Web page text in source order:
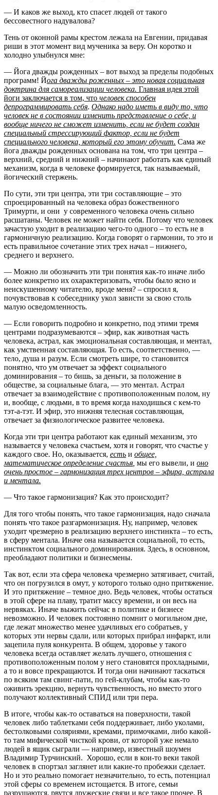
— И каков же выход, кто спасет людей от такого
бессовестного надувалова?
Тень от оконной рамы крестом лежала на Евгении, придавая
риши в этот момент вид мученика за веру. Он коротко и
холодно улыбнулся мне:
— Йога дважды рожденных – вот выход за пределы подобных
программ! Йога дважды роженных – это новая социальная
доктрина для самореализации человека. Главная идея этой
йоги заключается в том, что человек способен
депрограммировать себя. Однако надо иметь в виду то, что
человек не в состоянии изменить представление о себе, и
вообще ничего не сможет изменить, если не будет создан
специальный стрессирующий фактор, если не будет
специального человека, который его этому обучит. Сама же
йога дважды рожденных основана на том, что три центра –
верхний, средний и нижний – начинают работать как единый
механизм, когда в человеке формируется, так называемый,
йогический стержень.
По сути, эти три центра, эти три составляющие – это
спроецированный на человека образ божественного
Тримурти, и они у современного человека очень сильно
расшатаны. Человек не может найти себя. Потому что человек
зачастую уходит в реализацию чего-то одного – то есть не в
гармоничную реализацию. Когда говорят о гармонии, то это и
есть правильное сочетание этих трех начал – нижнего,
среднего и верхнего.
— Можно ли обозначить эти три понятия как-то иначе либо
более конкретно их охарактеризовать, чтобы было ясно и
неискушенному читателю, вроде меня? – спросил я,
почувствовав к собеседнику укол зависти за свою столь
малую осведомленность.
— Если говорить подробно и конкретно, под этими тремя
центрами подразумеваются – эфир, как животная часть
человека, астрал, как эмоциональная составляющая, и ментал,
как умственная составляющая. То есть, соответственно, —
тело, душа и разум. Если смотреть шире, то становится
понятно, что ум отвечает за эффект социального
доминирования – то бишь, за деньги, за положение в
обществе, за социальные блага, — это ментал. Астрал
отвечает за взаимодействие с противоположенным полом, ну
и, вообще, с людьми, в то время когда находишься с кем-то
тэт-а-тэт. И эфир, это нижняя телесная составляющая,
отвечает за физиологическое развитее человека.
Когда эти три центра работают как единый механизм, это
называется у человека счастьем, хотя и говорят, что счастье у
каждого свое. Но, оказывается, есть и общее,
математическое определение счастья мы его вывели, и оно
очень простое – гармонизация трех центров – эфира, астрала
и ментала.
— Что такое гармонизация? Как это происходит?
Для того чтобы понять, что такое гармонизация, надо сначала
понять что такое разгармонизация. Ну, например, человек
уходит чрезмерно в реализацию верхнего инстинкта – то есть,
в сферу ментала. Иначе она называется социальной, то есть,
инстинктом социального доминирования. Здесь, в основном,
преобладают политики и бизнесмены.
Так вот, если эта сфера человека чрезмерно затягивает, считай,
что он погрузился в омут, у которого только одно притяжение.
И это притяжение – темное дно. Ведь человек, чтобы остаться
в этой сфере на плаву, тратит массу времени, и он весь на
нервяках. Иначе выжить сейчас в политике и бизнесе
невозможно. И человек постоянно помнит о могильном дне,
где лежат множество менее удачливых его собратьев, у
которых эти нервы сдали, или которых прибрал инфаркт, или
зацепила пуля конкурента. В общем, здоровье у такого
человека всегда оставляет желать лучшего, отношения с
противоположенным полом у него становятся прохладными,
а то и вовсе прекращаются. И тогда они начинают таскаться
по всяким там свинг-пати, по гей-клубам, чтобы как-то
оживить эрекцию, вернуть чувственность, но вместо этого
получают коллективный СПИД или три пера.
В итоге, чтобы как-то оставаться на поверхности, такой
человек либо таблетками себя поддерживает, либо уколами,
бестолковыми соляриями, кремами, примочками, либо какой-
то там мифической чисткой крови, от которой уже немало
людей в ящик сыграли — например, известный шоумен
Владимир Турчинский. Хорошо, если в кои-то веки такой
человек в спортзал заглянет или какие-то пробежки сделает.
Но и это реально помогает незначительно, то есть, потенциал
этой сферы со временем истощается. В итоге, семьи
разрушаются, рвутся дружеские связи и все такое прочее. В